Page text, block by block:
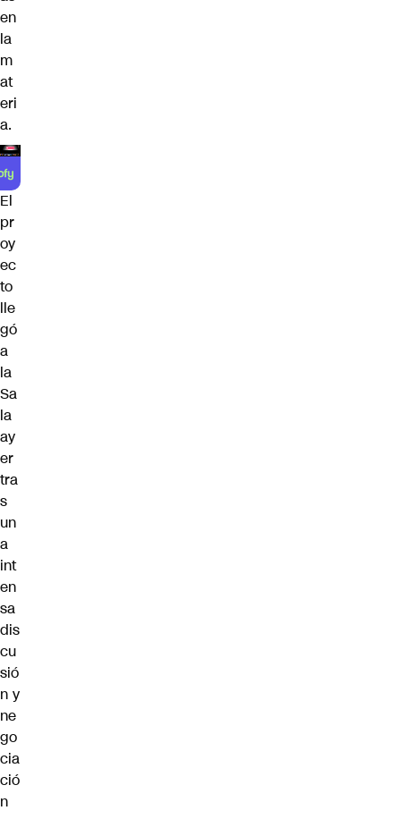
en
la
m
at
eri
a.
El
pr
oy
ec
to
lle
gó
a
la
Sa
la
ay
er
tra
s
un
a
int
en
sa
dis
cu
sió
n y
ne
go
cia
ció
n